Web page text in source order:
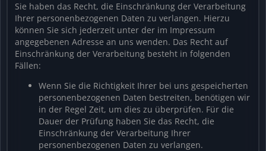
Sie haben das Recht, die Einschränkung der Verarbeitung
Ihrer personenbezogenen Daten zu verlangen. Hierzu
können Sie sich jederzeit unter der im Impressum
angegebenen Adresse an uns wenden. Das Recht auf
Einschränkung der Verarbeitung besteht in folgenden
Fällen:
Wenn Sie die Richtigkeit Ihrer bei uns gespeicherten
personenbezogenen Daten bestreiten, benötigen wir
in der Regel Zeit, um dies zu überprüfen. Für die
Dauer der Prüfung haben Sie das Recht, die
Einschränkung der Verarbeitung Ihrer
personenbezogenen Daten zu verlangen.